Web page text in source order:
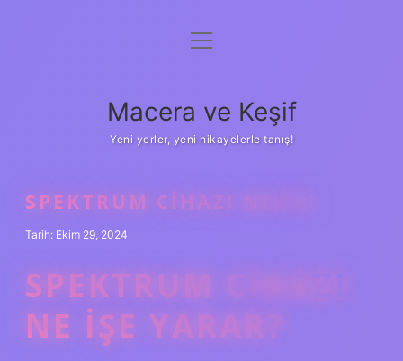
Anasayfa
Yasal Uyarı
menüyü
Macera ve Keşif
Yeni yerler, yeni hikayelerle tanış!
SPEKTRUM CIHAZI NEDIR
Tarih: Ekim 29, 2024
SPEKTRUM CIHAZI
NE IŞE YARAR?